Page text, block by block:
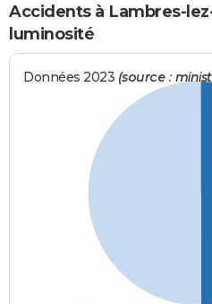
Accidents à Lambres-
luminosité
Données 2023 (source :